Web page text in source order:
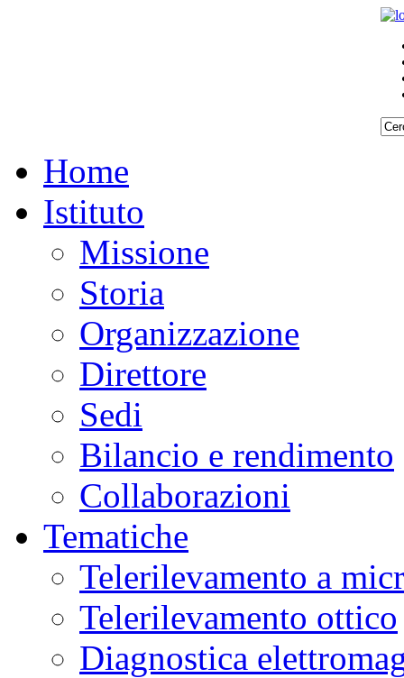
Home
Istituto
Missione
Storia
Organizzazione
Direttore
Sedi
Bilancio e rendimento
Collaborazioni
Tematiche
Telerilevamento a
Telerilevamento ottico
Diagnostica